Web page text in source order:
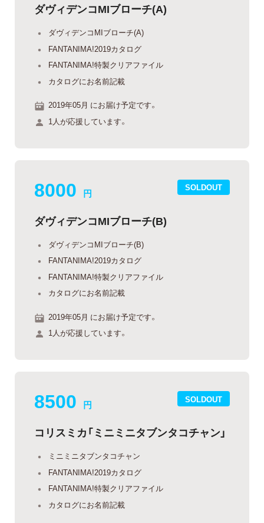
ダヴィデンコMIブローチ(A)
ダヴィデンコMIブローチ(A)
FANTANIMA!2019カタログ
FANTANIMA!特製クリアファイル
カタログにお名前記載
2019年05月 にお届け予定です。
1人が応援しています。
SOLDOUT
8000 円
ダヴィデンコMIブローチ(B)
ダヴィデンコMIブローチ(B)
FANTANIMA!2019カタログ
FANTANIMA!特製クリアファイル
カタログにお名前記載
2019年05月 にお届け予定です。
1人が応援しています。
SOLDOUT
8500 円
コリスミカ「ミニミニタブンタコチャン」
ミニミニタブンタコチャン
FANTANIMA!2019カタログ
FANTANIMA!特製クリアファイル
カタログにお名前記載